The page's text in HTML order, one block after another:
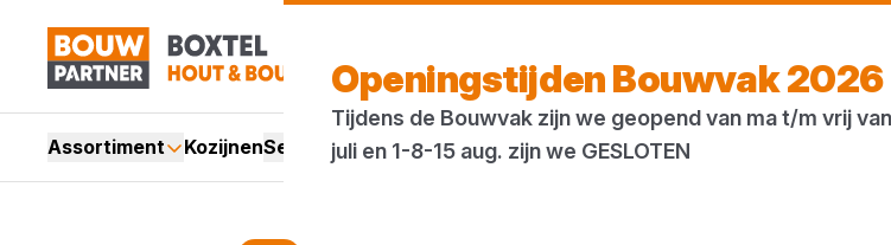
Assortiment KozijnenServices ActiesMerken BlogsHoutweb
Openingstijden Bouwvak 2026
Tijdens de Bouwvak zijn we geopend van ma t/m vrij
juli en 1-8-15 aug. zijn we GESLOTEN